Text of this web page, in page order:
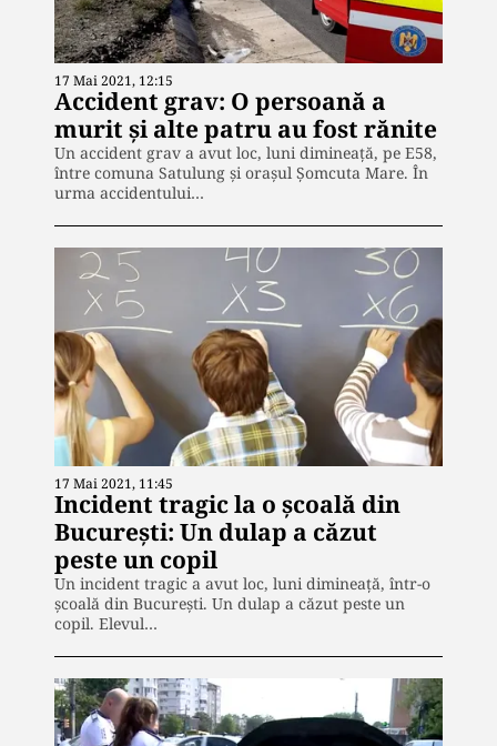
17 Mai 2021, 12:15
Accident grav: O persoană a
murit și alte patru au fost rănite
Un accident grav a avut loc, luni dimineață, pe E58,
între comuna Satulung şi oraşul Şomcuta Mare. În
urma accidentului…
17 Mai 2021, 11:45
Incident tragic la o școală din
București: Un dulap a căzut
peste un copil
Un incident tragic a avut loc, luni dimineață, într-o
școală din București. Un dulap a căzut peste un
copil. Elevul…